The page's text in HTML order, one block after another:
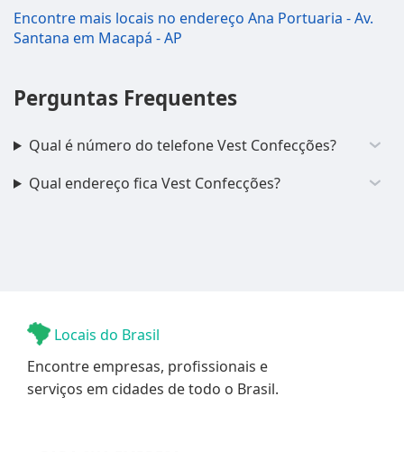
Encontre mais locais no endereço Ana Portuaria - Av.
Santana em Macapá - AP
Perguntas Frequentes
Qual é número do telefone Vest Confecções?
Qual endereço fica Vest Confecções?
Locais do Brasil
Encontre empresas, profissionais e
serviços em cidades de todo o Brasil.